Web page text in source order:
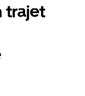
trajet